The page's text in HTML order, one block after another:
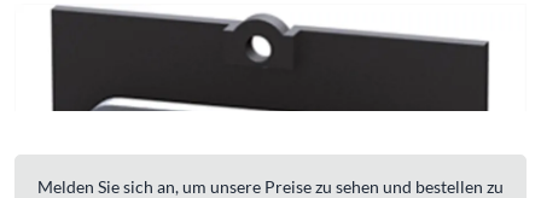
Melden Sie sich an, um unsere Preise zu sehen und bestellen zu